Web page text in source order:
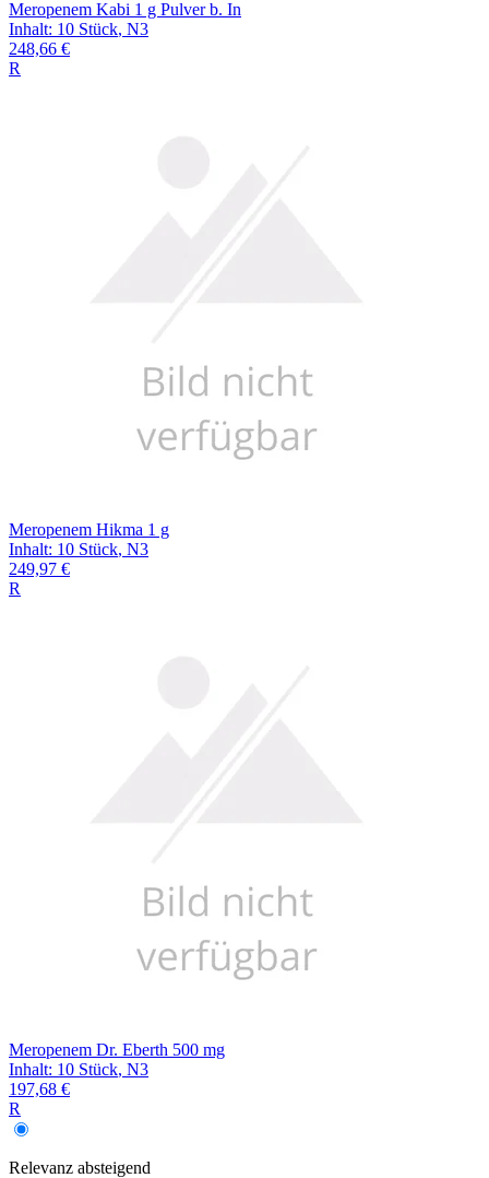
Meropenem Kabi 1 g Pulver b. In
Inhalt: 10 Stück, N3
248,66 €
R
Meropenem Hikma 1 g
Inhalt: 10 Stück, N3
249,97 €
R
Meropenem Dr. Eberth 500 mg
Inhalt: 10 Stück, N3
197,68 €
R
Relevanz absteigend